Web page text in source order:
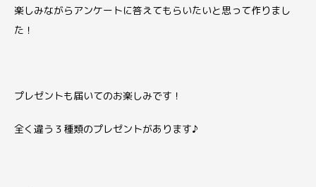
楽しみながらアンケートに答えてもらいたいと思って作りまし
た！
プレゼントも届いてのお楽しみです！
全く違う３種類のプレゼントがあります♪